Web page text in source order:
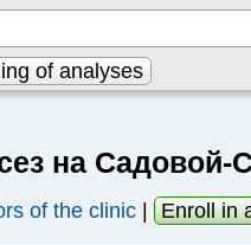
of analyses
на Садовой-
of the clinic| Enroll in